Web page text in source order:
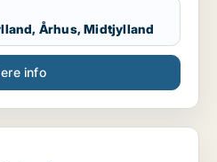
Århus, Midtjylland
info
regnskabsmedarbejder / revisor